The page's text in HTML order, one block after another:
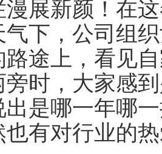
展新颜！ 在
气下，公司组
途上，看见
旁时，大家感
是哪一年哪
也有对行业的